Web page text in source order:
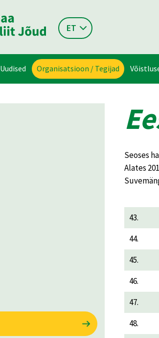
ET
Uudised Organisatsioon / Tegijad
Seoses
Alates
43.
44.
45.
46.
47.
48.